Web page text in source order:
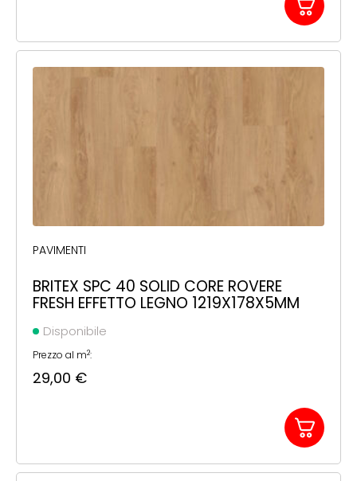
PAVIMENTI
BRITEX SPC 40 SOLID CORE ROVERE
FRESH EFFETTO LEGNO 1219X178X5MM
Disponibile
Prezzo al m2:
29,00 €